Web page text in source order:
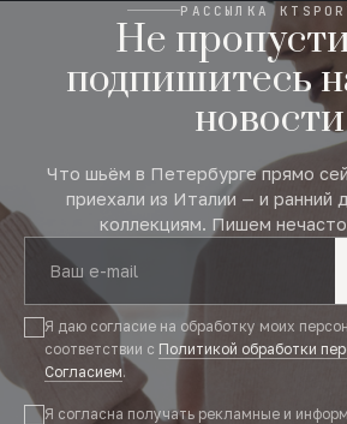
РАССЫЛКА
Не
подпишитесь
новости
Что шьём в Петербурге прямо
приехали из Италии — и ранний
коллекциям. Пишем
Я даю согласие на обработку моих
соответствии с Политикой обработки
Согласием.
Я согласна получать рекламные и